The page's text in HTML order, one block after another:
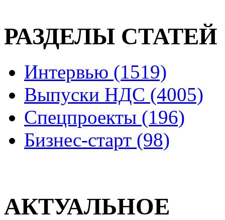
РАЗДЕЛЫ СТАТЕЙ
Интервью (1519)
Выпуски НДС (4005)
Спецпроекты (196)
Бизнес-старт (98)
АКТУАЛЬНОЕ